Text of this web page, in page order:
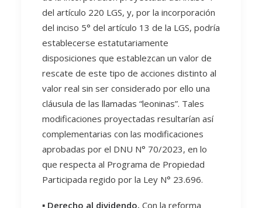
del artículo 220 LGS, y, por la incorporación
del inciso 5° del artículo 13 de la LGS, podría
establecerse estatutariamente
disposiciones que establezcan un valor de
rescate de este tipo de acciones distinto al
valor real sin ser considerado por ello una
cláusula de las llamadas “leoninas”. Tales
modificaciones proyectadas resultarían así
complementarias con las modificaciones
aprobadas por el DNU N° 70/2023, en lo
que respecta al Programa de Propiedad
Participada regido por la Ley N° 23.696.
▪️ Derecho al dividendo. Con la reforma